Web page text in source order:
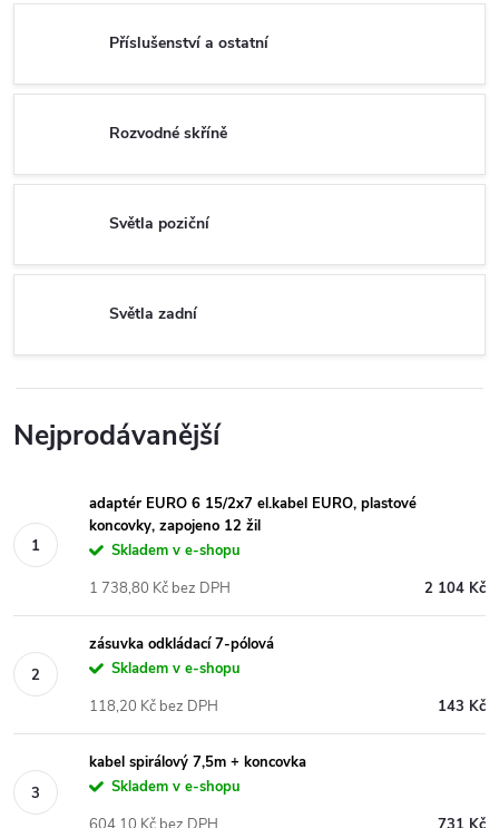
Příslušenství a ostatní
Rozvodné skříně
Světla poziční
Světla zadní
Nejprodávanější
adaptér EURO 6 15/2x7 el.kabel EURO, plastové
koncovky, zapojeno 12 žil
Skladem v e-shopu
2 104 Kč
1 738,80 Kč bez DPH
zásuvka odkládací 7-pólová
Skladem v e-shopu
143 Kč
118,20 Kč bez DPH
kabel spirálový 7,5m + koncovka
Skladem v e-shopu